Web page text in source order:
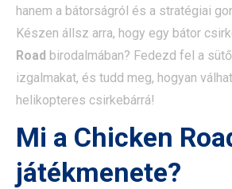
hanem a bátorságról és a stratégiai
Készen állsz arra, hogy egy bátor
Road birodalmában? Fedezd fel a
izgalmakat, és tudd meg, hogyan
helikopteres csirkebárrá!
Mi a Chicken
játékmenete?